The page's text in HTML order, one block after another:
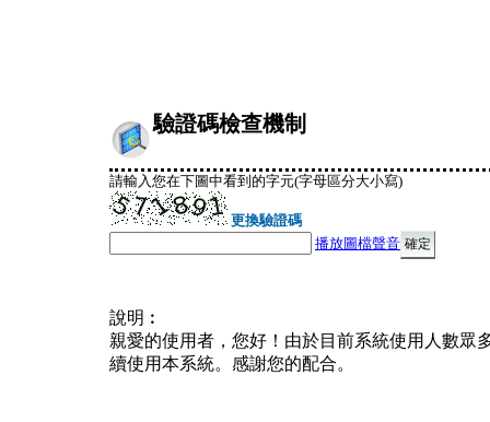
驗證碼檢查機制
請輸入您在下圖中看到的字元(字母區分大小寫)
更換驗證碼
播放圖檔聲音
說明︰
親愛的使用者，您好！由於目前系統使用人數眾
續使用本系統。感謝您的配合。